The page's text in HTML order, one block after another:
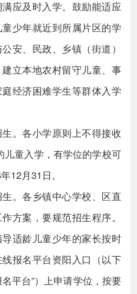
应及时入学。鼓励能适应
少年就近到所属片区的学
安、民政、乡镇（街道）
立本地农村留守儿童、事
经济困难学生等群体入学
。各小学原则上不得接收
童入学，有学位的学校可
12月31日。
。各乡镇中心学校、区直
方案，要规范招生程序。
适龄儿童少年的家长按时
报名平台资阳入口（以下
平台”）上申请学位，按要